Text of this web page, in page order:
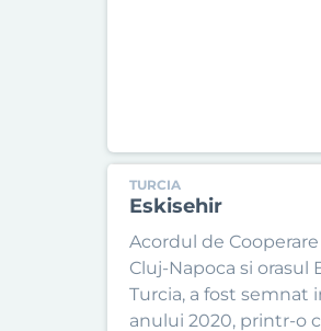
TURCIA
Eskisehir
Acordul de
Cluj-Napoca si orasul
Turcia, a fost semnat
anului 2020, printr-o